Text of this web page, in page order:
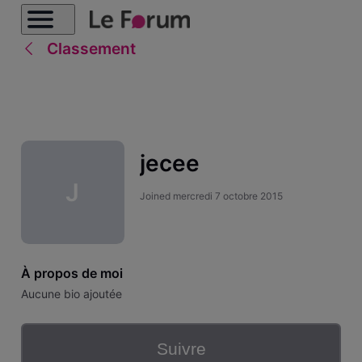
Classement
J
jecee
Joined mercredi 7 octobre 2015
À propos de moi
Aucune bio ajoutée
Suivre